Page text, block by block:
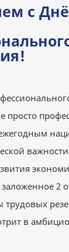
с
просто
2
трудовых
в